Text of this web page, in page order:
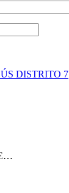
DISTRITO 7